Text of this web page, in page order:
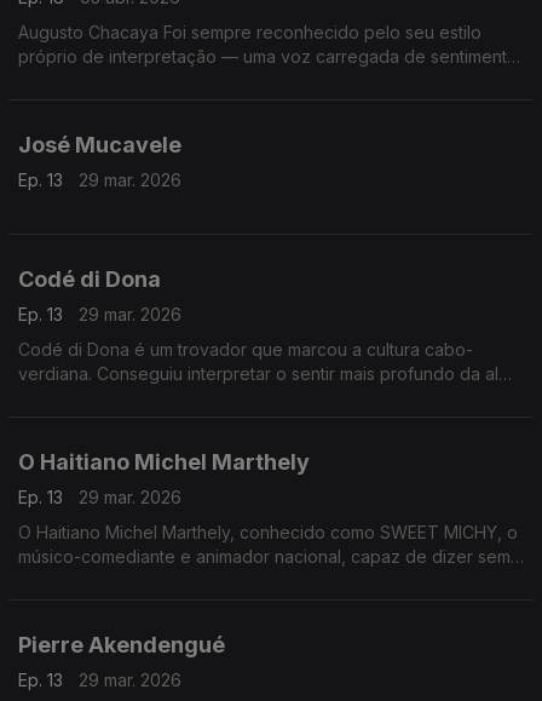
Augusto Chacaya Foi sempre reconhecido pelo seu estilo
próprio de interpretação — uma voz carregada de sentimento,
José Mucavele
Ep. 13 29 mar. 2026
Codé di Dona
Ep. 13
29 mar. 2026
Codé di Dona é um trovador que marcou a cultura cabo-
verdiana. Conseguiu interpretar o sentir mais profundo da alma
O Haitiano Michel Marthely
Ep. 13
29 mar. 2026
O Haitiano Michel Marthely, conhecido como SWEET MICHY, o
músico-comediante e animador nacional, capaz de dizer sem
Pierre Akendengué
Ep. 13
29 mar. 2026